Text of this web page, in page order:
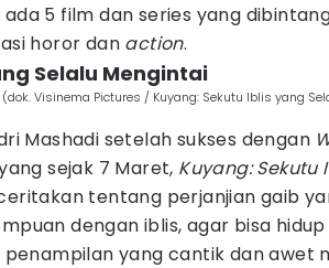
ada 5 film dan series yang
horor dan action.
Selalu Mengintai
Visinema Pictures / Kuyang: Sekutu Iblis yang
Mashadi setelah sukses dengan
sejak 7 Maret, Kuyang: Sekutu
tentang perjanjian gaib
dengan iblis, agar bisa hidup
yang cantik dan awet